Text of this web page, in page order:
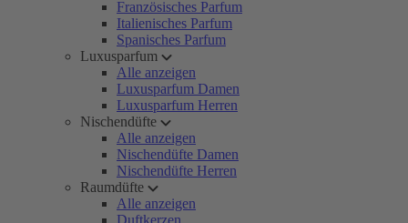
Französisches Parfum
Italienisches Parfum
Spanisches Parfum
Luxusparfum
Alle anzeigen
Luxusparfum Damen
Luxusparfum Herren
Nischendüfte
Alle anzeigen
Nischendüfte Damen
Nischendüfte Herren
Raumdüfte
Alle anzeigen
Duftkerzen